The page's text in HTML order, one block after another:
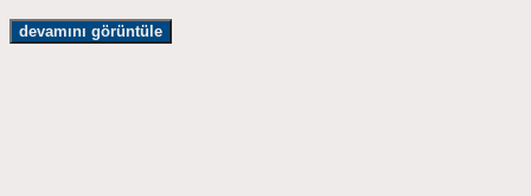
devamını görüntüle